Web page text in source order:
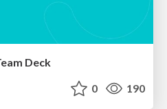
Deck
0 190